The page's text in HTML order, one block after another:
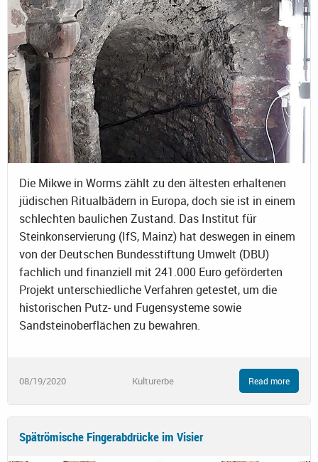
Die Mikwe in Worms zählt zu den ältesten erhaltenen
jüdischen Ritualbädern in Europa, doch sie ist in einem
schlechten baulichen Zustand. Das Institut für
Steinkonservierung (IfS, Mainz) hat deswegen in einem
von der Deutschen Bundesstiftung Umwelt (DBU)
fachlich und finanziell mit 241.000 Euro geförderten
Projekt unterschiedliche Verfahren getestet, um die
historischen Putz- und Fugensysteme sowie
Sandsteinoberflächen zu bewahren.
08/19/2020 Kulturerbe Read more
Spätrömische Fingerabdrücke im Visier